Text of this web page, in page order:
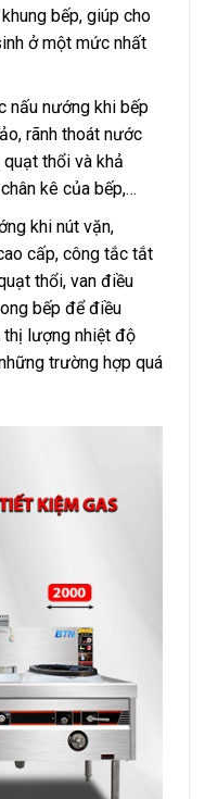
bếp, giúp cho
ở một mức nhất
nấu nướng khi bếp
rãnh thoát nước
thổi và khả
kê của bếp,…
khi nút vặn,
cấp, công tắc tắt
thổi, van điều
bếp để điều
thị lượng nhiệt độ
trường hợp quá